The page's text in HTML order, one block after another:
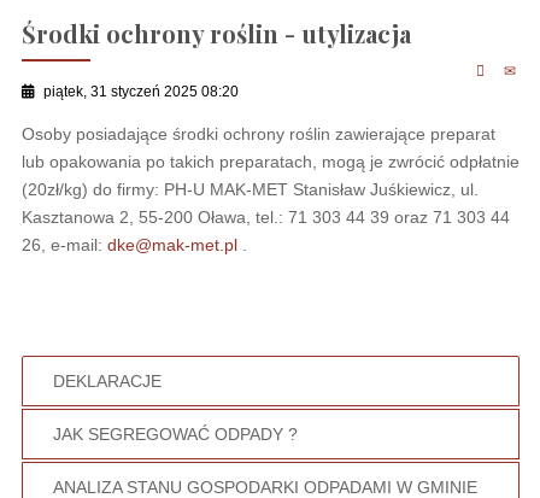
Środki ochrony roślin - utylizacja
piątek, 31 styczeń 2025 08:20
Osoby posiadające środki ochrony roślin zawierające preparat
lub opakowania po takich preparatach, mogą je zwrócić odpłatnie
(20zł/kg) do firmy: PH-U MAK-MET Stanisław Juśkiewicz, ul.
Kasztanowa 2, 55-200 Oława, tel.: 71 303 44 39 oraz 71 303 44
26, e-mail: dke@mak-met.pl.
DEKLARACJE
JAK SEGREGOWAĆ ODPADY ?
ANALIZA STANU GOSPODARKI ODPADAMI W GMINIE